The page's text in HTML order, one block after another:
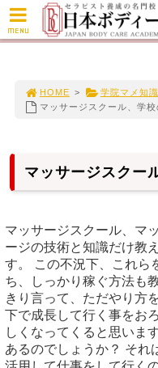
HOME > 学院マメ知識
マッサージスクール、学
マッサージスクー
マッサージスクール、マ
ージの技術と知識だけ教
す。 この不況下、これら
ち、しっかり稼ぐ方法も
きり言って、ただやり方
下で成長して行く事をお
しくなってくると思いま
あるのでしょうか？ それ
MENU